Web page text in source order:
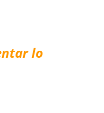
lo